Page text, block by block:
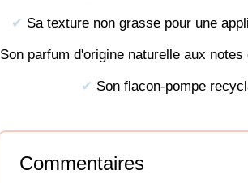
✔︎ Sa texture non grasse pour une
Son parfum d'origine naturelle aux
✔︎ Son flacon-pompe
Commentaires